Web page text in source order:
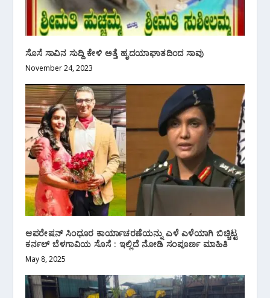
ಸೊಸೆ ಸಾವಿನ ಸುದ್ದಿ ಕೇಳಿ ಅತ್ತೆ ಹೃದಯಾಘಾತದಿಂದ ಸಾವು
November 24, 2023
ಆಪರೇಷನ್ ಸಿಂಧೂರ ಕಾರ್ಯಾಚರಣೆಯನ್ನು ಎಳೆ ಎಳೆಯಾಗಿ ಬಿಚ್ಚಿಟ್ಟ
ಕರ್ನಲ್ ಬೆಳಗಾವಿಯ ಸೊಸೆ : ಇಲ್ಲಿದೆ ನೋಡಿ ಸಂಪೂರ್ಣ ಮಾಹಿತಿ
May 8, 2025